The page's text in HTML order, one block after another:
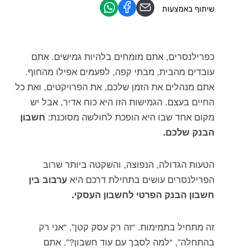
כפרילנסרים, אתם מומחים בלהיות גמישים. אתם
עובדים מהבית, מבתי קפה, לפעמים אפילו מהחוף.
אתם מנהלים את הזמן שלכם, את הפרויקטים, ואת כל
החיים בעצם. הגמישות הזו היא כוח אדיר, אבל יש
מקום אחד שבו היא הופכת לחולשה מסוכנת: חשבון
הבנק שלכם.
הטעות הגדולה, הנפוצה, והשקטה ביותר שרוב
הפרילנסרים עושים בתחילת דרכם היא ערבוב בין
חשבון הבנק הפרטי לחשבון העסקי.
זה מתחיל בתמימות. “זה רק עסק קטן”, “אני רק
בהתחלה”, “למה לסבך עם עוד חשבון?”. אתם
שיתוף באמצעות